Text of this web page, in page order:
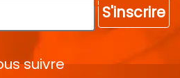
S'inscrire
suivre